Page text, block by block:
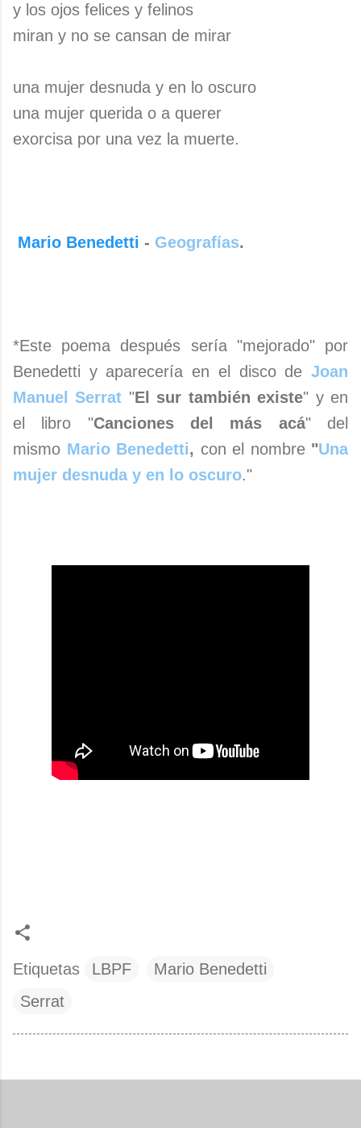
y los ojos felices y felinos
miran y no se cansan de mirar
una mujer desnuda y en lo oscuro
una mujer querida o a querer
exorcisa por una vez la muerte.
Mario Benedetti - Geografías.
*Este poema después sería "mejorado" por
Benedetti y aparecería en el disco de Joan
Manuel Serrat "El sur también existe" y en
el libro "Canciones del más acá" del
mismo Mario Benedetti, con el nombre"Una
mujer desnuda y en lo oscuro."
Etiquetas LBPF
Mario Benedetti
Serrat